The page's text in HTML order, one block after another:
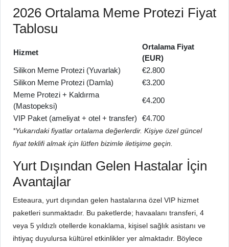
2026 Ortalama Meme Protezi Fiyat
Tablosu
Hizmet
Ortalama Fiyat
(EUR)
Silikon Meme Protezi (Yuvarlak)
€2.800
Silikon Meme Protezi (Damla)
€3.200
Meme Protezi + Kaldırma
(Mastopeksi)
€4.200
VIP Paket (ameliyat + otel + transfer) €4.700
*Yukarıdaki fiyatlar ortalama değerlerdir. Kişiye özel güncel
fiyat teklifi almak için lütfen bizimle iletişime geçin.
Yurt Dışından Gelen Hastalar İçin
Avantajlar
Esteaura, yurt dışından gelen hastalarına özel VIP hizmet
paketleri sunmaktadır. Bu paketlerde; havaalanı transferi, 4
veya 5 yıldızlı otellerde konaklama, kişisel sağlık asistanı ve
ihtiyaç duyulursa kültürel etkinlikler yer almaktadır. Böylece